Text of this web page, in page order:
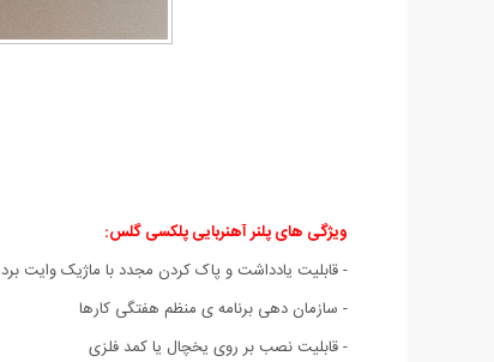
ویژگی های پلنر آهنربایی پلکسی گلس:
- قابلیت یادداشت و پاک کردن مجدد با ماژیک وایت برد
- سازمان دهی برنامه ی منظم هفتگی کارها
- قابلیت نصب بر روی یخچال یا کمد فلزی